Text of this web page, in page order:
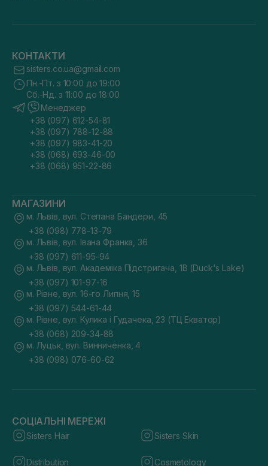
КОНТАКТИ
sisters.co.ua@gmail.com
Пн.-Пт. з 10:00 до 19:00
Сб.-Нд. з 11:00 до 18:00
Менеджер
+38 (097) 612-54-81
+38 (097) 788-12-88
+38 (097) 983-41-20
+38 (068) 693-46-00
+38 (068) 951-22-86
МАГАЗИНИ
м. Львів, вул. Степана Бандери, 45
+38 (098) 778-13-79
м. Львів, вул. Івана Франка, 36
+38 (097) 611-95-94
м. Львів, вул. Академіка Підстригача, 1В (Duck's Lake)
+38 (097) 101-97-16
м. Рівне, вул. 16-го Липня, 15
+38 (097) 544-61-44
м. Рівне, вул. Кулика і Гудачека, 23 (ТЦ Екватор)
+38 (068) 209-34-88
м. Луцьк, вул. Винниченка, 4
+38 (098) 076-60-62
СОЦІАЛЬНІ МЕРЕЖІ
Sisters Hair Sisters Skin
Distribution Cosmetology